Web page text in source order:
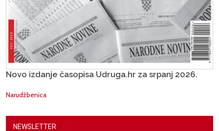
Novo izdanje časopisa Udruga.hr za srpanj 2026.
Narudžbenica
NEWSLETTER